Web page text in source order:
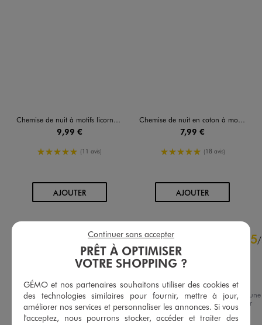
Chemise de nuit à motifs licornes fille
9,99 €
5/5 de moyenne
(11 avis)
AJOUTERAU PANIER
Chemise de nuit en coton à motif exotiques fille
7,99 €
5/5 de moyenne
(18 avis)
AJOUTERAU PANIER
4.9/5
Basé sur19 avis soumis à un
contrôle
Voir tous les avis sur ce site
5/
Avis vérifié et récompensé
Matière hyper agréable
Avis du 17/07/2026
, suite à une
expérience du
04/07/2026
par
Christine V.
PRÊT À OPTIMISER
VOTRE SHOPPING ?
GÉMO et nos partenaires souhaitons utiliser des cookies et
des technologies similaires pour fournir, mettre à jour,
améliorer nos services et personnaliser les annonces. Si vous
l'acceptez, nous pourrons stocker, accéder et traiter des
Continuer sans accepter